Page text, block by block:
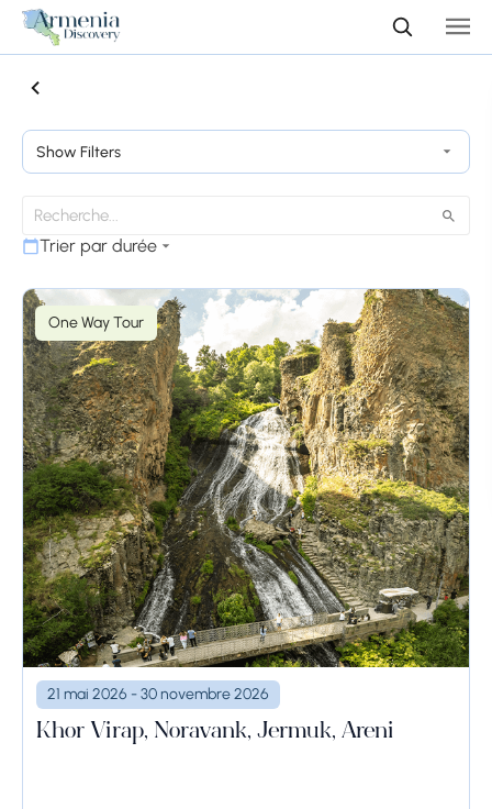
Show Filters
Trier par durée
One Way Tour
21 mai 2026 - 30 novembre 2026
Khor Virap, Noravank, Jermuk, Areni